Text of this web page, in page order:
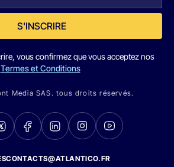
S'INSCRIRE
vous confirmez que vous acceptez nos
Termes et Conditions
Media SAS. tous droits réservés.